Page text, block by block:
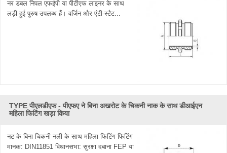
नर डबल निपल एफईपी या पीटीएफ लाइनर के साथ
लड़ी हुई पुरुष उपलब्ध हैं। वर्जिन और एंटी-स्टैट...
TYPE पीएलडीएफ - पीएफए ​​ने बिना अखरोट के चिकनी नाक के साथ डीआईएन
महिला फिटिंग खड़ा किया
नट के बिना चिकनी नली के साथ महिला फिटिंग फिटिंग
मानक: DIN11851 विधानसभा: सुरक्षा दबाना FEP या